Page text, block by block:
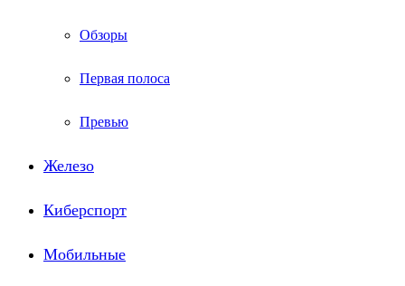
Обзоры
Первая полоса
Превью
Железо
Киберспорт
Мобильные